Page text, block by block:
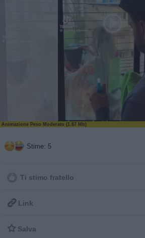
Animazione Peso Moderato (1.87 Mb)
Stime: 5
Ti stimo fratello
 Link
 Salva